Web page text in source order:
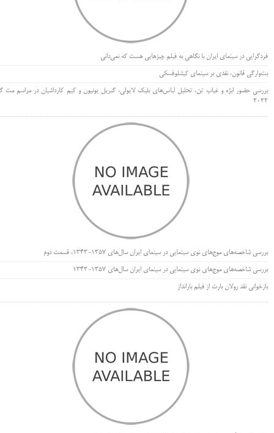
فردگرایی در سینمای ایران با نگاهی به فیلم چیزهایی هست که نمی‌دانی
بت‌وارگی قانون، نقدی بر سینمای کیشلوفسکی
بررسی حضور ابژه و غیاب تن، تحلیل لباس‌های بلیک لایولی، گبریل یونیون و کیم کارداشیان در مراسم مت
۲۰۲۲
بررسی شاخصه‌های موج‌های نوی سینمایی در سینمای ایران سال‌های 1357-1343، قسمت دوم
بررسی شاخصه‌های موج‌های نوی سینمایی در سینمای ایران سال‌های 1357-1343
بازخوانی نقد رولان بارت از فیلم بارانداز